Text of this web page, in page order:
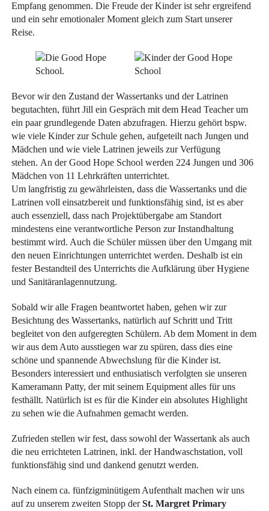
Empfang genommen. Die Freude der Kinder ist sehr ergreifend
und ein sehr emotionaler Moment gleich zum Start unserer
Reise.
Bevor wir den Zustand der Wassertanks und der Latrinen
begutachten, führt Jill ein Gespräch mit dem Head Teacher um
ein paar grundlegende Daten abzufragen. Hierzu gehört bspw.
wie viele Kinder zur Schule gehen, aufgeteilt nach Jungen und
Mädchen und wie viele Latrinen jeweils zur Verfügung
stehen. An der Good Hope School werden 224 Jungen und 306
Mädchen von 11 Lehrkräften unterrichtet.
Um langfristig zu gewährleisten, dass die Wassertanks und die
Latrinen voll einsatzbereit und funktionsfähig sind, ist es aber
auch essenziell, dass nach Projektübergabe am Standort
mindestens eine verantwortliche Person zur Instandhaltung
bestimmt wird. Auch die Schüler müssen über den Umgang mit
den neuen Einrichtungen unterrichtet werden. Deshalb ist ein
fester Bestandteil des Unterrichts die Aufklärung über Hygiene
und Sanitäranlagennutzung.
Sobald wir alle Fragen beantwortet haben, gehen wir zur
Besichtung des Wassertanks, natürlich auf Schritt und Tritt
begleitet von den aufgeregten Schülern. Ab dem Moment in dem
wir aus dem Auto ausstiegen war zu spüren, dass dies eine
schöne und spannende Abwechslung für die Kinder ist.
Besonders interessiert und enthusiatisch verfolgten sie unseren
Kameramann Patty, der mit seinem Equipment alles für uns
festhällt. Natürlich ist es für die Kinder ein absolutes Highlight
zu sehen wie die Aufnahmen gemacht werden.
Zufrieden stellen wir fest, dass sowohl der Wassertank als auch
die neu errichteten Latrinen, inkl. der Handwaschstation, voll
funktionsfähig sind und dankend genutzt werden.
Nach einem ca. fünfzigminütigem Aufenthalt machen wir uns
auf zu unserem zweiten Stopp derSt. Margret Primary